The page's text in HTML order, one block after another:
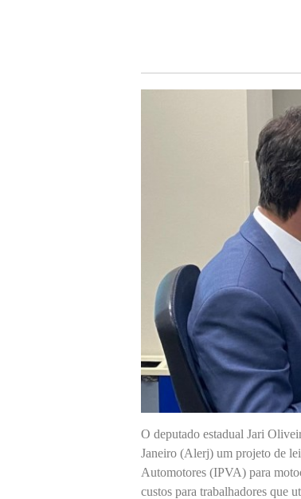
O deputado estadual Jari
Janeiro (Alerj) um projeto de
Automotores (IPVA) para
custos para trabalhadores que